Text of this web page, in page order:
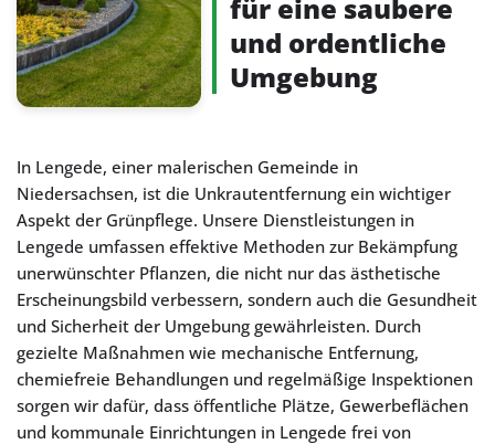
für eine saubere
und ordentliche
Umgebung
In Lengede, einer malerischen Gemeinde in
Niedersachsen, ist die Unkrautentfernung ein wichtiger
Aspekt der Grünpflege. Unsere Dienstleistungen in
Lengede umfassen effektive Methoden zur Bekämpfung
unerwünschter Pflanzen, die nicht nur das ästhetische
Erscheinungsbild verbessern, sondern auch die Gesundheit
und Sicherheit der Umgebung gewährleisten. Durch
gezielte Maßnahmen wie mechanische Entfernung,
chemiefreie Behandlungen und regelmäßige Inspektionen
sorgen wir dafür, dass öffentliche Plätze, Gewerbeflächen
und kommunale Einrichtungen in Lengede frei von